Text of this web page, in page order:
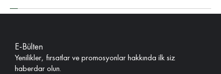
E-Bülten
Yenilikler, fırsatlar ve promosyonlar hakkında ilk siz
haberdar olun.